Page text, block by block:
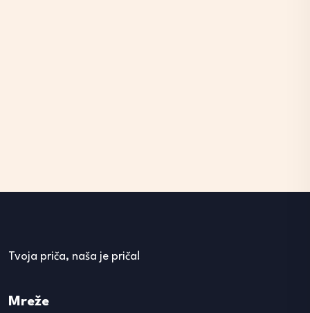
Tvoja priča, naša je priča!
Mreže